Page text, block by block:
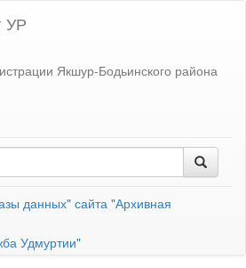
УР
Якшур-Бодьинского района
данных" сайта "Архивная
Удмуртии"